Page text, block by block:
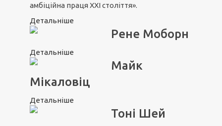
амбіційна праця ХХІ століття».
Детальніше
Рене Моборн
Детальніше
Майк
Мікаловіц
Детальніше
Тоні Шей